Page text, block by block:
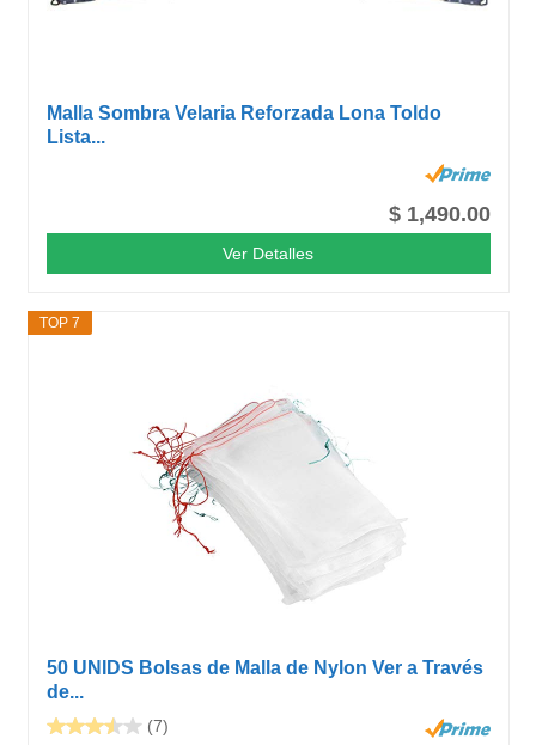
Malla Sombra Velaria Reforzada Lona Toldo
Lista...
$ 1,490.00
Ver Detalles
TOP 7
50 UNIDS Bolsas de Malla de Nylon Ver a Través
de...
(7)